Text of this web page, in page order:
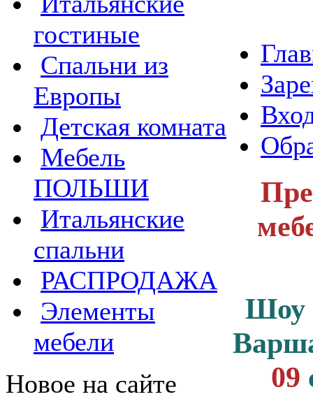
гостиные
Спальни из
Европы
Детская комната
Мебель
ПОЛЬШИ
Итальянские
спальни
РАСПРОДАЖА
Элементы
мебели
Новое на сайте
Шоу
09